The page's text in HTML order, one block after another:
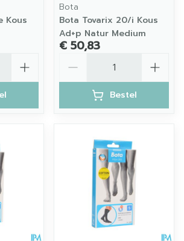
Kous
Bota
Bota Tovarix 20/i Kous
Ad+p Natur Medium
€ 50,83
Bestel